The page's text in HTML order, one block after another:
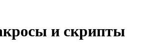
и скрипты